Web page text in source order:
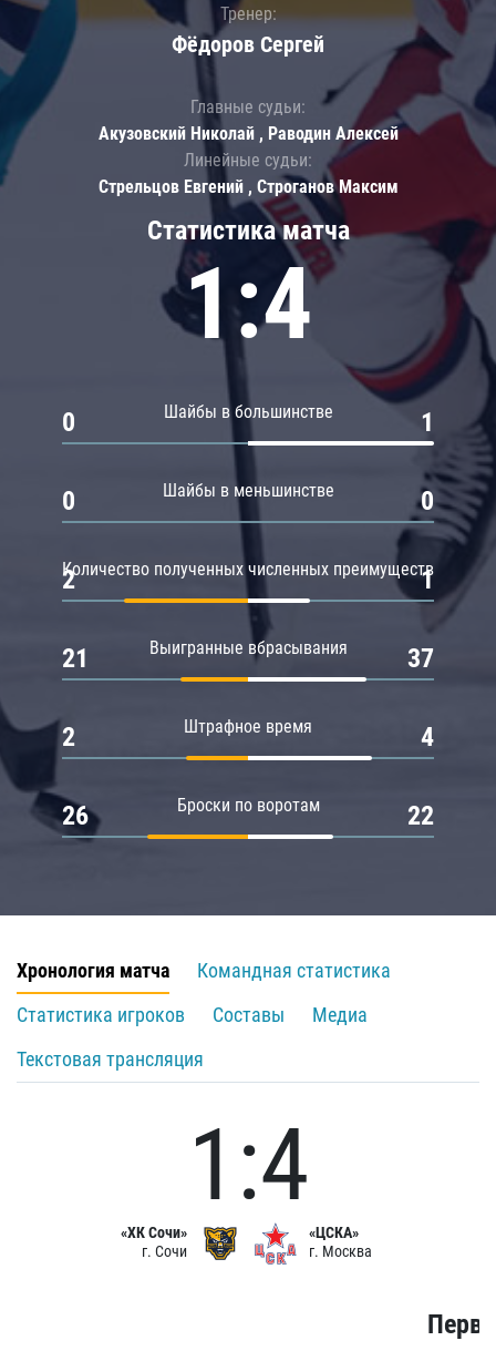
Статистика матча
1:4
Шайбы в большинстве
0 1
Шайбы в меньшинстве
0 0
Количество полученных численных преимуществ
2 1
Выигранные вбрасывания
21 37
Штрафное время
2 4
Броски по воротам
26 22
Тренер:
Фёдоров Сергей
Главные судьи:
Акузовский Николай , Раводин Алексей
Линейные судьи:
Стрельцов Евгений , Строганов Максим
Хронология матча
Командная статистика
Статистика игроков
Составы
Медиа
Текстовая трансляция
«ХК Сочи»
г. Сочи
1:4
«ЦСКА»
г. Москва